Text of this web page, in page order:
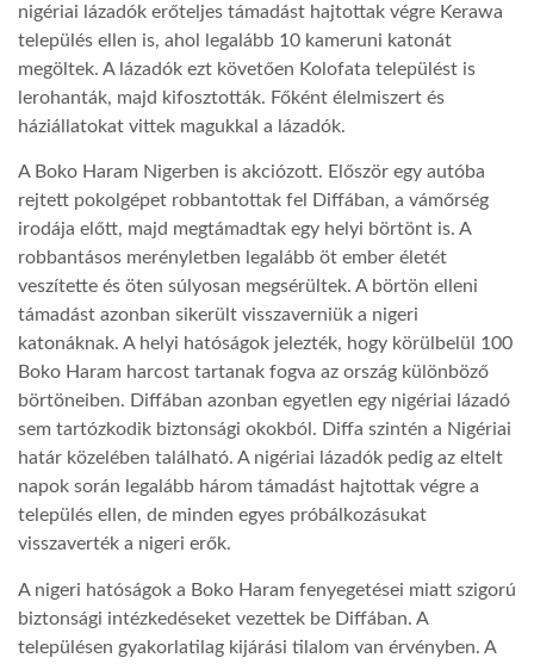
LINKTR.EE
GLOBOZSARU
DOBRAVERO.HU
LATIMO.HU
nigériai lázadók erőteljes támadást hajtottak végre Kerawa
település ellen is, ahol legalább 10 kameruni katonát
megöltek. A lázadók ezt követően Kolofata települést is
lerohanták, majd kifosztották. Főként élelmiszert és
háziállatokat vittek magukkal a lázadók.
A Boko Haram Nigerben is akciózott. Először egy autóba
rejtett pokolgépet robbantottak fel Diffában, a vámőrség
irodája előtt, majd megtámadtak egy helyi börtönt is. A
robbantásos merényletben legalább öt ember életét
veszítette és öten súlyosan megsérültek. A börtön elleni
támadást azonban sikerült visszaverniük a nigeri
katonáknak. A helyi hatóságok jelezték, hogy körülbelül 100
Boko Haram harcost tartanak fogva az ország különböző
börtöneiben. Diffában azonban egyetlen egy nigériai lázadó
sem tartózkodik biztonsági okokból. Diffa szintén a Nigériai
határ közelében található. A nigériai lázadók pedig az eltelt
napok során legalább három támadást hajtottak végre a
település ellen, de minden egyes próbálkozásukat
visszaverték a nigeri erők.
A nigeri hatóságok a Boko Haram fenyegetései miatt szigorú
biztonsági intézkedéseket vezettek be Diffában. A
településen gyakorlatilag kijárási tilalom van érvényben. A